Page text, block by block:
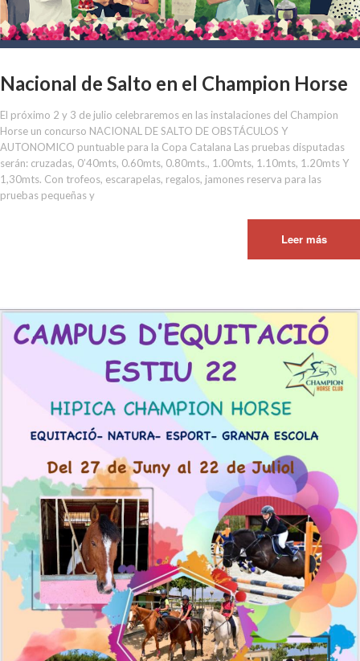
Nacional de Salto en el Champion Horse
El próximo 2 y 3 de julio celebraremos en las instalaciones del Champion
Horse un concurso NACIONAL DE SALTO DE OBSTÁCULOS Y
AUTONOMICO puntuable para la Copa Catalana Las pruebas disputadas
serán: cruzadas, 0’40mts, 0.60mts, 0.80mts., 1.00mts, 1.10mts, 1.20mts Y
1,30mts. Con trofeos, escarapelas, regalos, jamones reserva para las
pruebas pequeñas y
Leer más